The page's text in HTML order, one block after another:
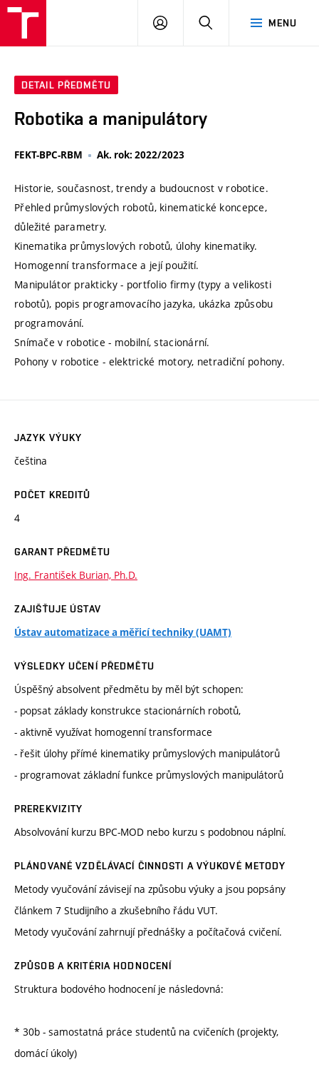
MENU
PŘIHLÁSIT
DETAIL PŘEDMĚTU
Robotika a manipulátory
FEKT-BPC-RBM Ak. rok: 2022/2023
Historie, současnost, trendy a budoucnost v robotice.
Přehled průmyslových robotů, kinematické koncepce,
důležité parametry.
Kinematika průmyslových robotů, úlohy kinematiky.
Homogenní transformace a její použití.
Manipulátor prakticky - portfolio firmy (typy a velikosti
robotů), popis programovacího jazyka, ukázka způsobu
programování.
Snímače v robotice - mobilní, stacionární.
Pohony v robotice - elektrické motory, netradiční pohony.
JAZYK VÝUKY
čeština
POČET KREDITŮ
4
GARANT PŘEDMĚTU
Ing. František Burian, Ph.D.
ZAJIŠŤUJE ÚSTAV
Ústav automatizace a měřicí techniky (UAMT)
VÝSLEDKY UČENÍ PŘEDMĚTU
Úspěšný absolvent předmětu by měl být schopen:
- popsat základy konstrukce stacionárních robotů,
- aktivně využívat homogenní transformace
- řešit úlohy přímé kinematiky průmyslových manipulátorů
- programovat základní funkce průmyslových manipulátorů
PREREKVIZITY
Absolvování kurzu BPC-MOD nebo kurzu s podobnou náplní.
PLÁNOVANÉ VZDĚLÁVACÍ ČINNOSTI A VÝUKOVÉ METODY
Metody vyučování závisejí na způsobu výuky a jsou popsány
článkem 7 Studijního a zkušebního řádu VUT.
Metody vyučování zahrnují přednášky a počítačová cvičení.
ZPŮSOB A KRITÉRIA HODNOCENÍ
Struktura bodového hodnocení je následovná:
* 30b - samostatná práce studentů na cvičeních (projekty,
domácí úkoly)